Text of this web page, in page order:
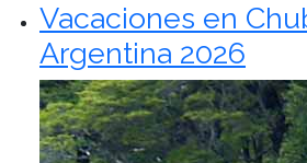
Vacaciones en
Argentina 2026